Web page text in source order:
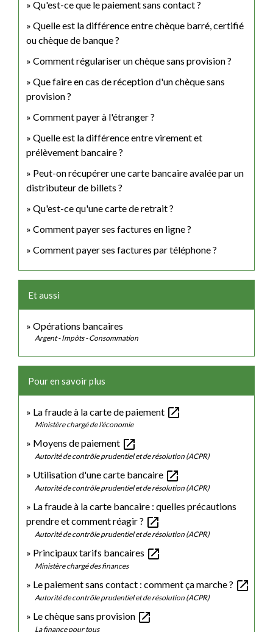
Qu'est-ce que le paiement sans contact ?
Quelle est la différence entre chèque barré, certifié
ou chèque de banque ?
Comment régulariser un chèque sans provision ?
Que faire en cas de réception d'un chèque sans
provision ?
Comment payer à l'étranger ?
Quelle est la différence entre virement et
prélèvement bancaire ?
Peut-on récupérer une carte bancaire avalée par un
distributeur de billets ?
Qu'est-ce qu'une carte de retrait ?
Comment payer ses factures en ligne ?
Comment payer ses factures par téléphone ?
Et aussi
Opérations bancaires
Argent - Impôts - Consommation
Pour en savoir plus
La fraude à la carte de paiement open_in_new
Ministère chargé de l'économie
Moyens de paiement open_in_new
Autorité de contrôle prudentiel et de résolution (ACPR)
Utilisation d'une carte bancaire open_in_new
Autorité de contrôle prudentiel et de résolution (ACPR)
La fraude à la carte bancaire : quelles précautions
prendre et comment réagir ? open_in_new
Autorité de contrôle prudentiel et de résolution (ACPR)
Principaux tarifs bancaires open_in_new
Ministère chargé des finances
Le paiement sans contact : comment ça marche ? open_in_new
Autorité de contrôle prudentiel et de résolution (ACPR)
Le chèque sans provision open_in_new
La finance pour tous